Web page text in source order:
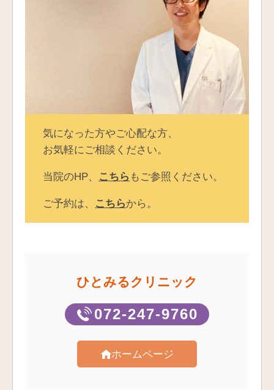
気になった方やご心配な方、
お気軽にご相談ください。
当院のHP、 こちら もご参照ください。
ご予約は、 こちらから。
ひとみるクリニック
072-247-9760
ホームページ